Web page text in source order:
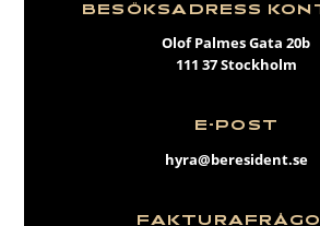
BESÖKSADRESS
Olof Palmes Gata 20b
111 37 Stockholm
E-POST
hyra@beresident.se